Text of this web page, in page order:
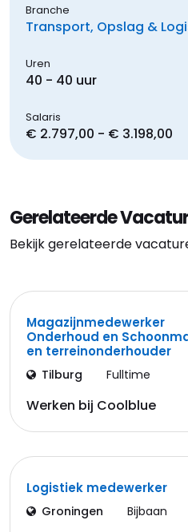
Branche
Transport, Opslag &
Uren
40 - 40 uur
Salaris
€ 2.797,00 - € 3.198,00
Gerelateerde
Bekijk gerelateerde
Magazijnmedewerker
Onderhoud en
en terreinonderhouder
Tilburg Fulltime
Werken bij Coolblue
Logistiek medewerker
Groningen Bijbaan